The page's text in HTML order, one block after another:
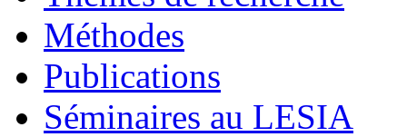
Méthodes
Publications
Séminaires au LESIA